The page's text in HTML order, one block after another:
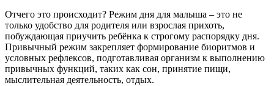
Отчего это происходит? Режим дня для малыша – это не
только удобство для родителя или взрослая прихоть,
побуждающая приучить ребёнка к строгому распорядку дня.
Привычный режим закрепляет формирование биоритмов и
условных рефлексов, подготавливая организм к выполнению
привычных функций, таких как сон, принятие пищи,
мыслительная деятельность, отдых.